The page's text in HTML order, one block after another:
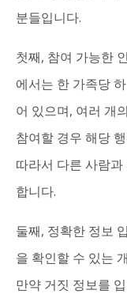
분들입니다.
첫째, 참여 가능한
에서는 한 가족당
어 있으며, 여러 개
참여할 경우 해당
따라서 다른 사람
합니다.
둘째, 정확한 정보
을 확인할 수 있는
만약 거짓 정보를